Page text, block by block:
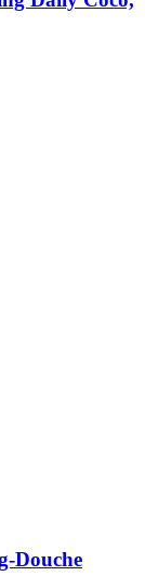
​Douche